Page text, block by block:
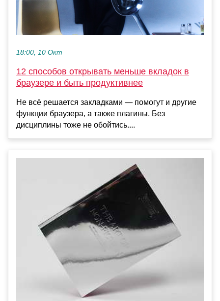
18:00, 10 Окт
12 способов открывать меньше вкладок в
браузере и быть продуктивнее
Не всё решается закладками — помогут и другие
функции браузера, а также плагины. Без
дисциплины тоже не обойтись....